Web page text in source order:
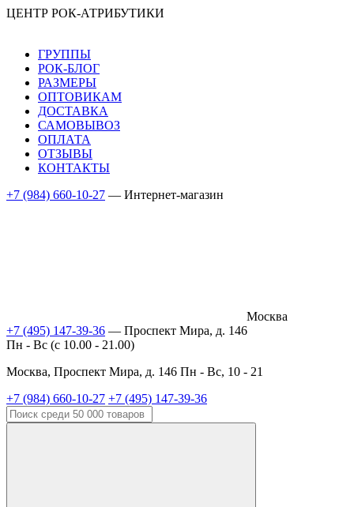
ЦЕНТР РОК-АТРИБУТИКИ
ГРУППЫ
РОК-БЛОГ
РАЗМЕРЫ
ОПТОВИКАМ
ДОСТАВКА
САМОВЫВОЗ
ОПЛАТА
ОТЗЫВЫ
КОНТАКТЫ
+7 (984) 660-10-27 — Интернет-магазин
Москва
+7 (495) 147-39-36 — Проспект Мира, д. 146
Пн - Вс (c 10.00 - 21.00)
Москва, Проспект Мира, д. 146 Пн - Вс, 10 - 21
+7 (984) 660-10-27 +7 (495) 147-39-36